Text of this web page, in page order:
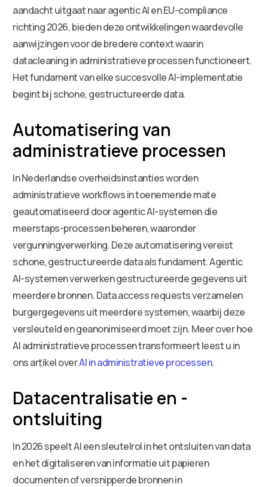
aandacht uitgaat naar agentic AI en EU-compliance
richting 2026, bieden deze ontwikkelingen waardevolle
aanwijzingen voor de bredere context waarin
datacleaning in administratieve processen functioneert.
Het fundament van elke succesvolle AI-implementatie
begint bij schone, gestructureerde data.
Automatisering van
administratieve processen
In Nederlandse overheidsinstanties worden
administratieve workflows in toenemende mate
geautomatiseerd door agentic AI-systemen die
meerstaps-processen beheren, waaronder
vergunningverwerking. Deze automatisering vereist
schone, gestructureerde data als fundament. Agentic
AI-systemen verwerken gestructureerde gegevens uit
meerdere bronnen. Data access requests verzamelen
burgergegevens uit meerdere systemen, waarbij deze
versleuteld en geanonimiseerd moet zijn. Meer over hoe
AI administratieve processen transformeert leest u in
ons artikel overAI in administratieve processen.
Datacentralisatie en -
ontsluiting
In 2026 speelt AI een sleutelrol in het ontsluiten van data
en het digitaliseren van informatie uit papieren
documenten of versnipperde bronnen in